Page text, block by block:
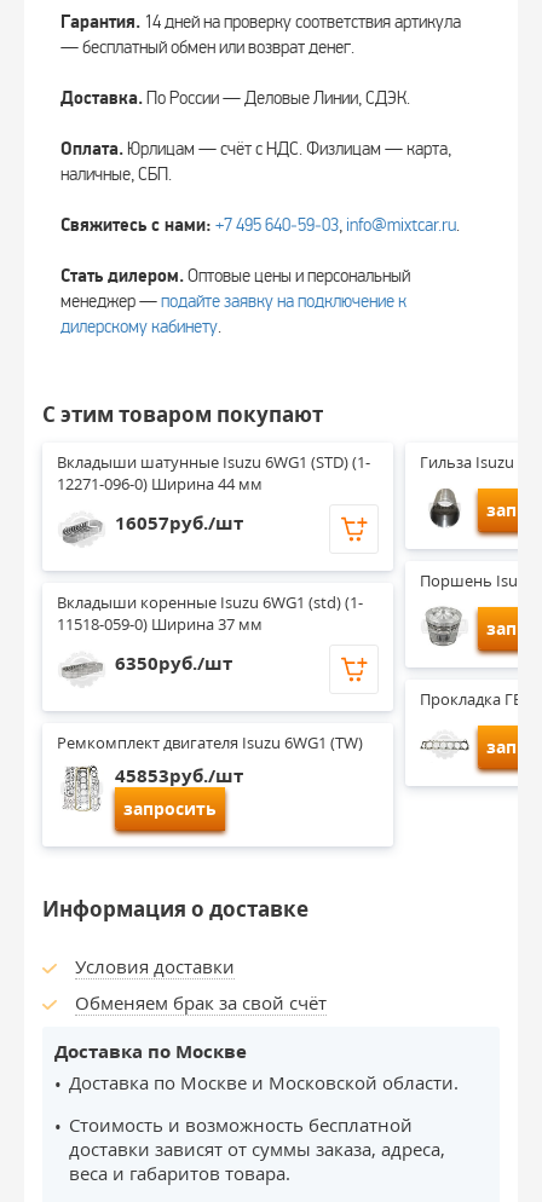
Гарантия. 14 дней на проверку соответствия артикула
— бесплатный обмен или возврат денег.
Доставка.По России — Деловые Линии, СДЭК.
Оплата. Юрлицам — счёт с НДС. Физлицам — карта,
наличные, СБП.
Свяжитесь с нами: +7 495 640‑59‑03, info@mixtcar.ru.
Стать дилером.Оптовые цены и персональный
менеджер —подайте заявку на подключение к
дилерскому кабинету.
С этим товаром покупают
Вкладыши шатунные Isuzu 6WG1 (STD) (1-
12271-096-0) Ширина 44 мм
16057руб./шт
Вкладыши коренные Isuzu 6WG1 (std) (1-
11518-059-0) Ширина 37 мм
6350руб./шт
Ремкомплект двигателя Isuzu 6WG1 (TW)
45853руб./шт
запросить
Гильза Isuzu
Поршень Isuzu
Прокладка ГБЦ
Информация о доставке
Условия доставки
Обменяем брак за свой счёт
Доставка по Москве
Доставка по Москве и Московской области.
Стоимость и возможность бесплатной
доставки зависят от суммы заказа, адреса,
веса и габаритов товара.